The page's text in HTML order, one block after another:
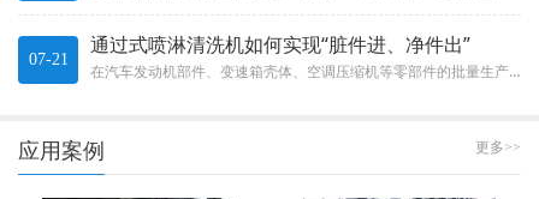
07-21
通过式喷淋清洗机如何实现“脏件进、净件出”
在汽车发动机部件、变速箱壳体、空调压缩机等零部件的批量生产中，清洗效率直接决定了整条生产线的节拍。通过式喷淋清洗机就像...
更多>>
应用案例